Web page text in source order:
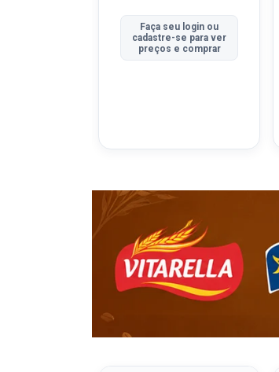
Faça seu login ou
cadastre-se para ver
preços e comprar